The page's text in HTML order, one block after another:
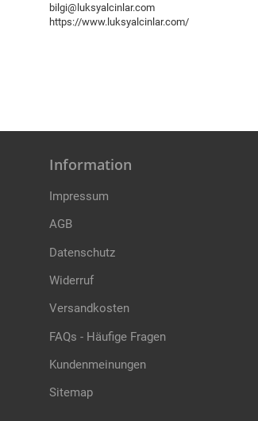
bilgi@luksyalcinlar.com
https://www.luksyalcinlar.com/
Information
Impressum
AGB
Datenschutz
Widerruf
Versandkosten
FAQs - Häufige Fragen
Kundenmeinungen
Sitemap